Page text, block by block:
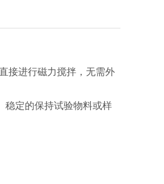
接进行磁力搅拌，无需外
稳定的保持试验物料或样